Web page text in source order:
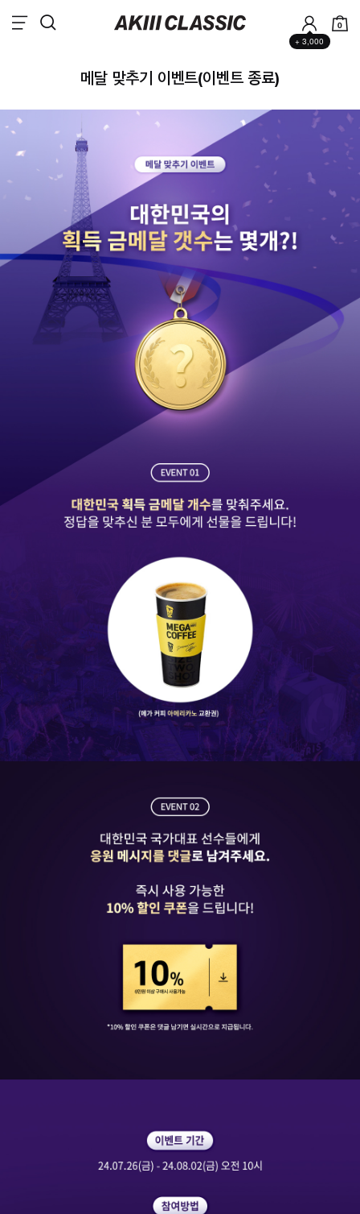
+ 3,000
0
메달 맞추기 이벤트(이벤트 종료)